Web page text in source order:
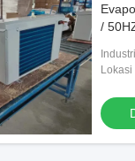
tipe kotak
/